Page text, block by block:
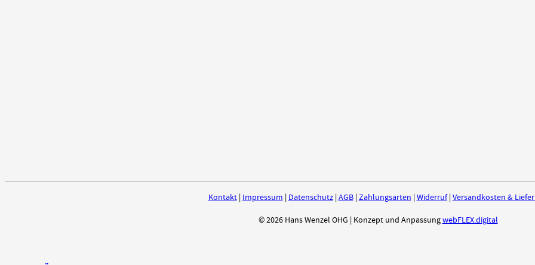
Kontakt| Impressum | Datenschutz| AGB| Zahlungsarten | Widerruf| Versandkosten &
© 2026 Hans Wenzel OHG | Konzept und AnpassungwebFLEX.digital